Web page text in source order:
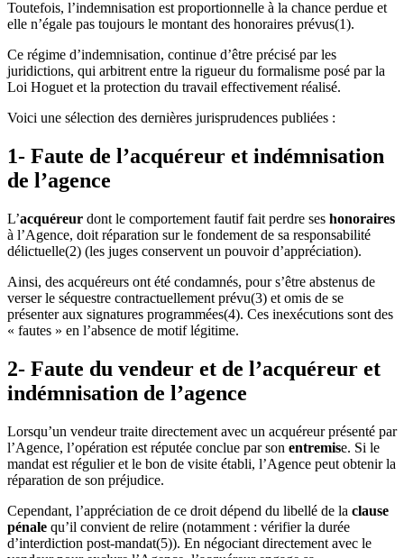
Toutefois, l’indemnisation est proportionnelle à la chance perdue et
elle n’égale pas toujours le montant des honoraires prévus(1).
Ce régime d’indemnisation, continue d’être précisé par les
juridictions, qui arbitrent entre la rigueur du formalisme posé par la
Loi Hoguet et la protection du travail effectivement réalisé.
Voici une sélection des dernières jurisprudences publiées :
1- Faute de l’acquéreur et indémnisation
de l’agence
L’acquéreur dont le comportement fautif fait perdre ses honoraires
à l’Agence, doit réparation sur le fondement de sa responsabilité
délictuelle(2) (les juges conservent un pouvoir d’appréciation).
Ainsi, des acquéreurs ont été condamnés, pour s’être abstenus de
verser le séquestre contractuellement prévu(3) et omis de se
présenter aux signatures programmées(4). Ces inexécutions sont des
« fautes » en l’absence de motif légitime.
2- Faute du vendeur et de l’acquéreur et
indémnisation de l’agence
Lorsqu’un vendeur traite directement avec un acquéreur présenté par
l’Agence, l’opération est réputée conclue par son entremise. Si le
mandat est régulier et le bon de visite établi, l’Agence peut obtenir la
réparation de son préjudice.
Cependant, l’appréciation de ce droit dépend du libellé de la clause
pénale qu’il convient de relire (notamment : vérifier la durée
d’interdiction post-mandat(5)). En négociant directement avec le